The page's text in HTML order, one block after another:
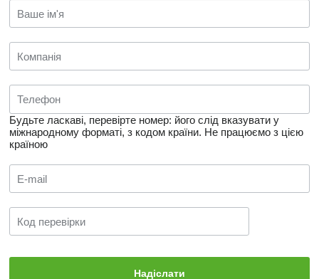
Будьте ласкаві, перевірте номер: його слід вказувати у
міжнародному форматі, з кодом країни. Не працюємо з цією
країною